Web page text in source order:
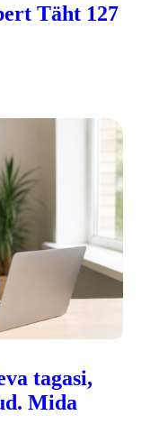
Täht 127
tagasi,
Mida